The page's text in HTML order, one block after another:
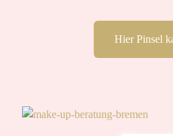
Hier Pinsel